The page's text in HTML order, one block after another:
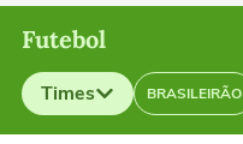
Futebol
Times BRASILEIRÃO